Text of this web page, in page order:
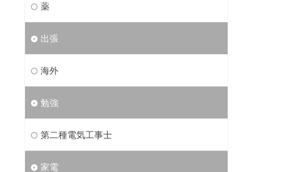
薬
出張
海外
勉強
第二種電気工事士
家電